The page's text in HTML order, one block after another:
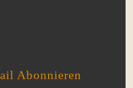
Abonnieren